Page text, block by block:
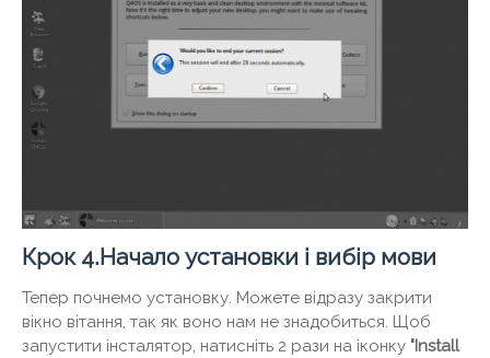
Крок 4.Начало установки і вибір мови
Тепер почнемо установку. Можете відразу закрити
вікно вітання, так як воно нам не знадобиться. Щоб
запустити інсталятор, натисніть 2 рази на іконку "Install